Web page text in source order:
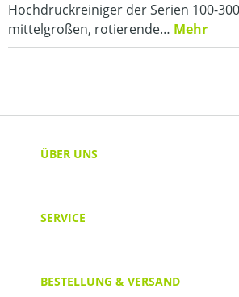
Hochdruckreiniger der Serien 100-
mittelgroßen, rotierende… Mehr
ÜBER UNS
SERVICE
BESTELLUNG & VERSAND